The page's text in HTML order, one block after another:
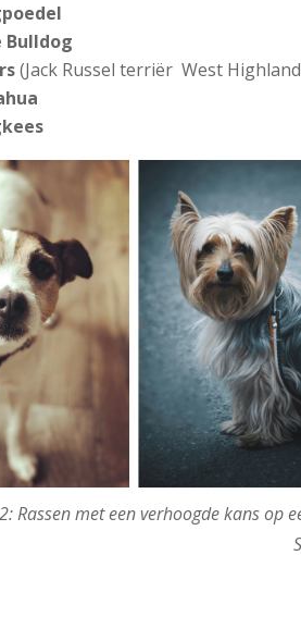
Bulldog
(Jack Russel terriër West
Rassen met een verhoogde kans op